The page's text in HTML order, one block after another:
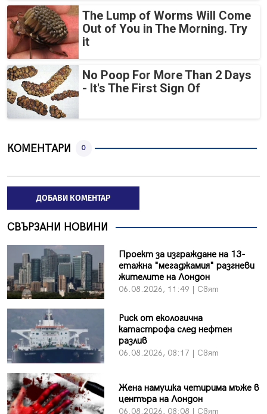
The Lump of Worms Will Come
Out of You in The Morning. Try
it
No Poop For More Than 2 Days
- It's The First Sign Of
КОМЕНТАРИ 0
ДОБАВИ КОМЕНТАР
СВЪРЗАНИ НОВИНИ
Проект за изграждане на 13-
етажна "мегаджамия" разгневи
жителите на Лондон
06.08.2026, 11:49 | Свят
Риск от екологична
катастрофа след нефтен
разлив
06.08.2026, 08:17 | Свят
Жена намушка четирима мъже в
центъра на Лондон
06.08.2026, 08:08 | Свят